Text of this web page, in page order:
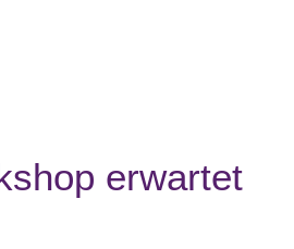
erwartet